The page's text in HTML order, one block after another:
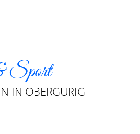
Sport
IN OBERGURIG